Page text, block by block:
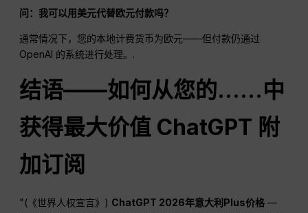
问：我可以用美元代替欧元付款吗？
通常情况下，您的本地计费货币为欧元——但付款仍通过
OpenAI 的系统进行处理。.
结语——如何从您的……中
获得最大价值 ChatGPT 附
加订阅
"(《世界人权宣言》) ChatGPT 2026年意大利Plus价格 —